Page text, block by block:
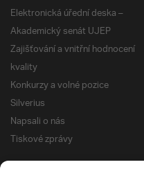
Elektronická úřední deska –
Akademický senát UJEP
Zajišťování a vnitřní hodnocení
kvality
Konkurzy a volné pozice
Silverius
Napsali o nás
Tiskové zprávy